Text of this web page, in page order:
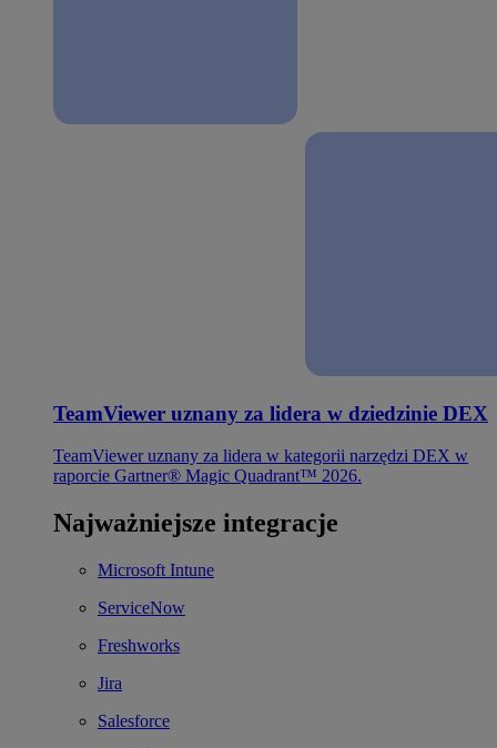
TeamViewer uznany za lidera w dziedzinie DEX
TeamViewer uznany za lidera w kategorii narzędzi DEX w
raporcie Gartner® Magic Quadrant™ 2026.
Najważniejsze integracje
Microsoft Intune
ServiceNow
Freshworks
Jira
Salesforce